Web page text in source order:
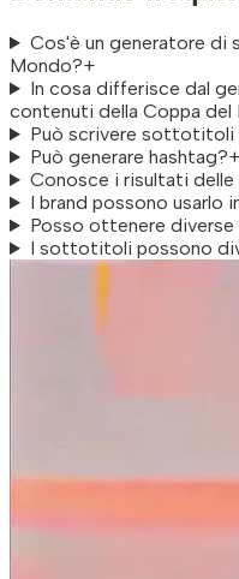
Cos'è un generatore
Mondo?+
In cosa differisce dal
contenuti della Coppa del
Può scrivere sottotitoli
Può generare hashtag?+
Conosce i risultati
I brand possono usarlo
Posso ottenere
I sottotitoli possono